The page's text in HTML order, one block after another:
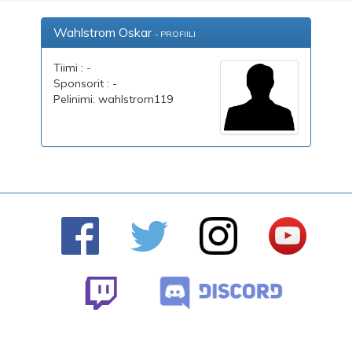
Wahlstrom Oskar - PROFIILI
Tiimi : -
Sponsorit : -
Pelinimi: wahlstrom119